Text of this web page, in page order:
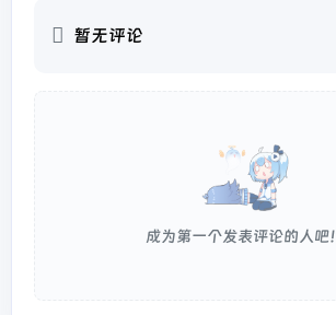
暂无评论
成为第一个发表评论的人吧！